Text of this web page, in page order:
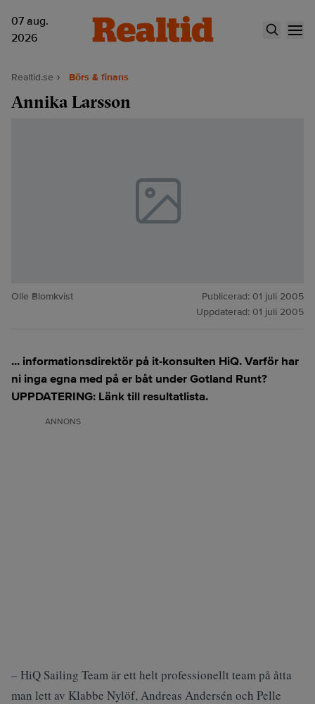
07 aug.
2026
Realtid.se Börs & finans
Annika Larsson
Olle Blomkvist Publicerad: 01 juli 2005
Uppdaterad: 01 juli 2005
... informationsdirektör på it-konsulten HiQ. Varför har
ni inga egna med på er båt under Gotland Runt?
UPPDATERING: Länk till resultatlista.
ANNONS
– HiQ Sailing Team är ett helt professionellt team på åtta
man lett av Klabbe Nylöf, Andreas Andersén och Pelle